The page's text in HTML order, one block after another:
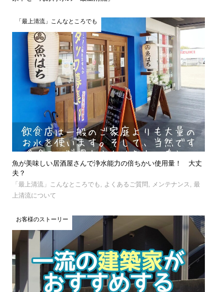
「最上清流」こんなところでも
魚が美味しい居酒屋さんで浄水能力の倍ちかい使用量！ 大丈
夫？
「最上清流」こんなところでも , よくあるご質問 , メンテナンス , 最
上清流について
お客様のストーリー